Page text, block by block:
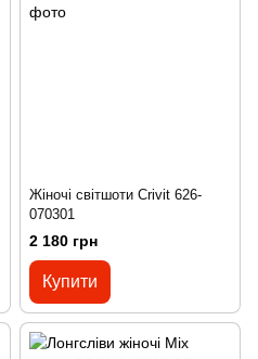
Жіночі світшоти Crivit 626-
070301
2 180 грн
Купити